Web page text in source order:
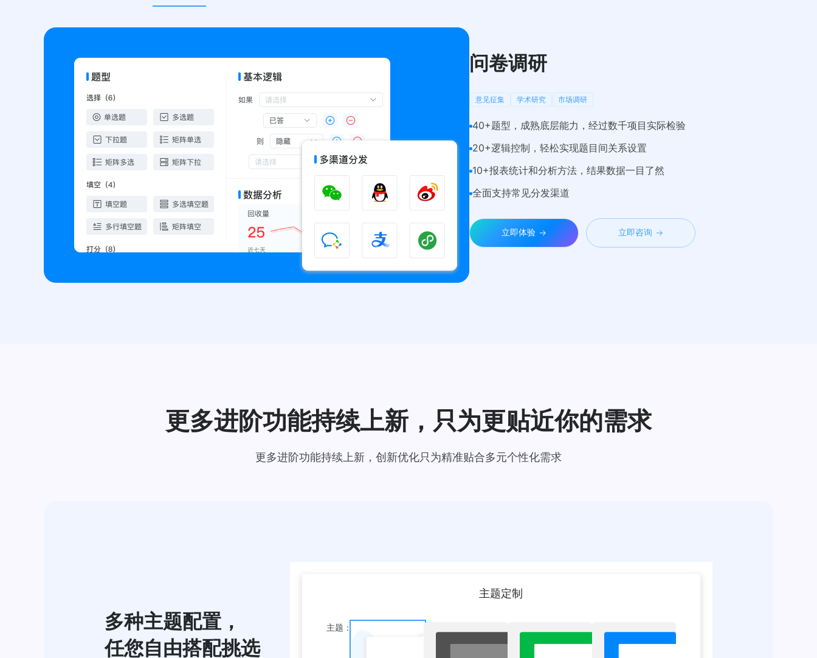
问卷调研
意见征集 学术研究 市场调研
40+题型，成熟底层能力，经过数千项目实际检验
20+逻辑控制，轻松实现题目间关系设置
10+报表统计和分析方法，结果数据一目了然
全面支持常见分发渠道
立即体验 立即咨询
更多进阶功能持续上新，只为更贴近你的需求
更多进阶功能持续上新，创新优化只为精准贴合多元个性化需求
多种主题配置，
任您自由搭配挑选
主题定制
主题：